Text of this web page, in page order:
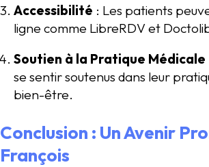
Accessibilité : Les patients
ligne comme LibreRDV et
Soutien à la Pratique Médicale
se sentir soutenus dans leur
bien-être.
Conclusion : Un Avenir
François